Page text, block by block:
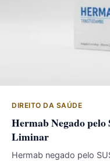
DIREITO DA SAÚDE
Hermab Negado
Liminar
Hermab negado pelo